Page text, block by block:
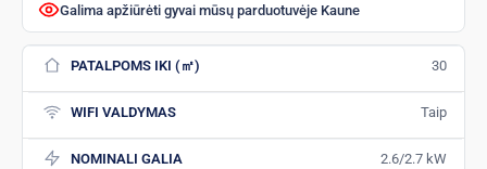
Galima apžiūrėti gyvai mūsų parduotuvėje Kaune
PATALPOMS IKI (㎡) 30
WIFI VALDYMAS Taip
NOMINALI GALIA 2.6/2.7 kW